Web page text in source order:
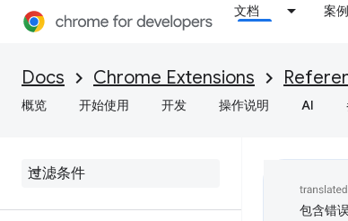
文档 案
Docs Chrome Extensions
概览 开始使用 开发 操作说明 AI
enterprise.deviceAttributes
enterprise.login
Attributes
包含错误